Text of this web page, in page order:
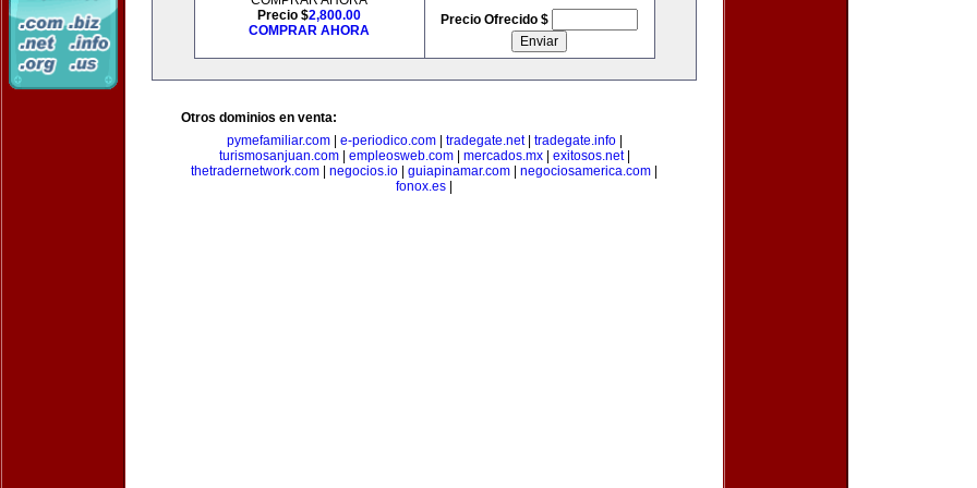
Precio $2,800.00
COMPRAR AHORA
Precio Ofrecido $
Otros dominios en venta:
pymefamiliar.com| e-periodico.com| tradegate.net| tradegate.info|
turismosanjuan.com| empleosweb.com| mercados.mx| exitosos.net|
thetradernetwork.com
negocios.io guiapinamar.com negociosamerica.com
fonox.es